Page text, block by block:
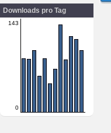
Downloads pro Tag
143
0